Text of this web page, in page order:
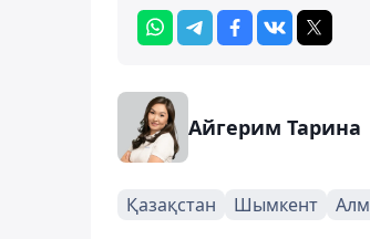
Айгерим Тарина
Қазақстан Шымкент